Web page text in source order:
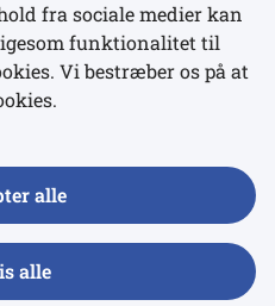
fra sociale medier kan
funktionalitet til
Vi bestræber os på at
alle
alle